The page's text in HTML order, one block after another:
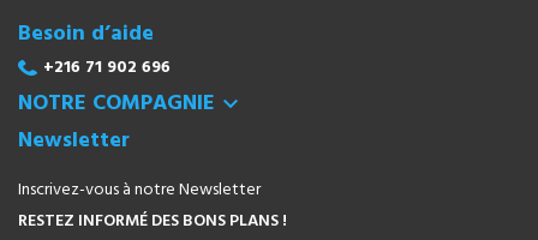
Besoin d’aide
+216 71 902 696
NOTRE COMPAGNIE 
Newsletter
Inscrivez-vous à notre Newsletter
RESTEZ INFORMÉ DES BONS PLANS !